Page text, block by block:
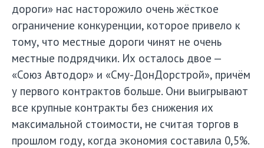
дороги» нас насторожило очень жёсткое
ограничение конкуренции, которое привело к
тому, что местные дороги чинят не очень
местные подрядчики. Их осталось двое —
«Союз Автодор» и «Сму-ДонДорстрой», причём
у первого контрактов больше. Они выигрывают
все крупные контракты без снижения их
максимальной стоимости, не считая торгов в
прошлом году, когда экономия составила 0,5%.